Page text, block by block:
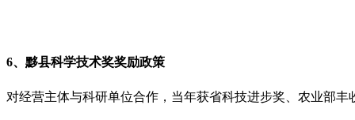
6、 黟县科学技术奖奖励政策
对经营主体与科研单位合作，当年获省科技进步奖、农业部